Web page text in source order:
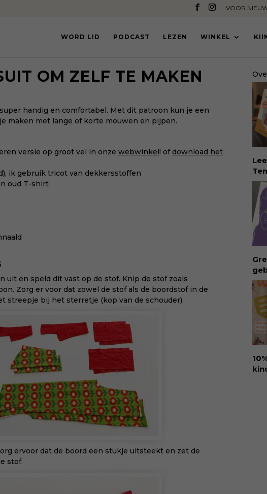
VOOR
WORD LID PODCAST LEZEN WINKEL
OM ZELF TE MAKEN
handig en comfortabel. Met dit patroon kun je een
maken met lange of korte mouwen en pijpen.
versie op groot vel in onze webwinkel! of download het
ik gebruik tricot van dekkersstoffen
oud T-shirt
uit en speld dit vast op de stof. Knip de stof zoals
Zorg er voor dat zowel de stof als de boordstof in de
streepje bij het sterretje (kop van de schouder).
ervoor dat de boord een stukje uitsteekt en zet de
stof.
dé
via: